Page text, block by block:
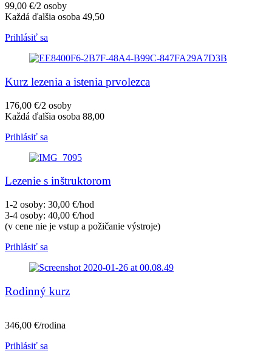
99,00 €/2 osoby
Každá ďalšia osoba 49,50
Prihlásiť sa
Kurz lezenia a istenia prvolezca
176,00 €/2 osoby
Každá ďalšia osoba 88,00
Prihlásiť sa
Lezenie s inštruktorom
1-2 osoby: 30,00 €/hod
3-4 osoby: 40,00 €/hod
(v cene nie je vstup a požičanie výstroje)
Prihlásiť sa
Rodinný kurz
346,00 €/rodina
Prihlásiť sa